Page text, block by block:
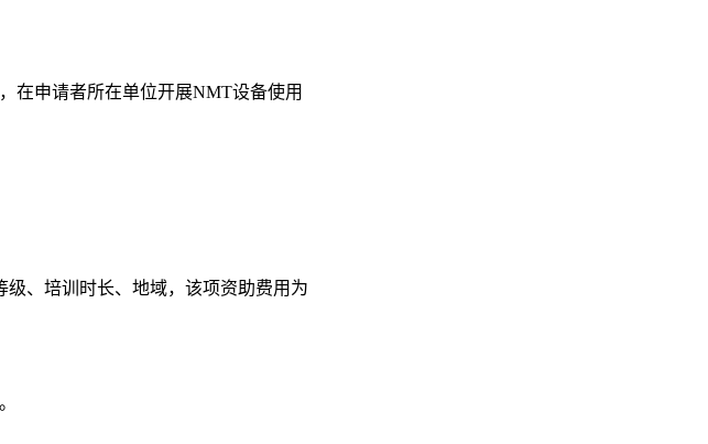
在申请者所在单位开展NMT设备使用
、培训时长、地域，该项资助费用为